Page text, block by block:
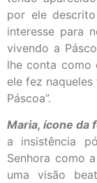
por ele
interesse para
vivendo a
lhe conta
ele fez
Páscoa”.
Maria, ícone da
a insistência
Senhora como
uma visão